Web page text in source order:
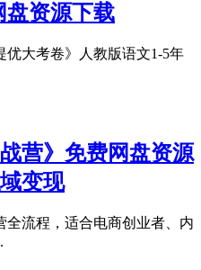
盘资源下载
优大考卷》人教版语文1-5年
营》免费网盘资源
变现
流程，适合电商创业者、内